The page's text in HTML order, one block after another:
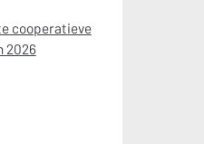
cooperatieve
2026